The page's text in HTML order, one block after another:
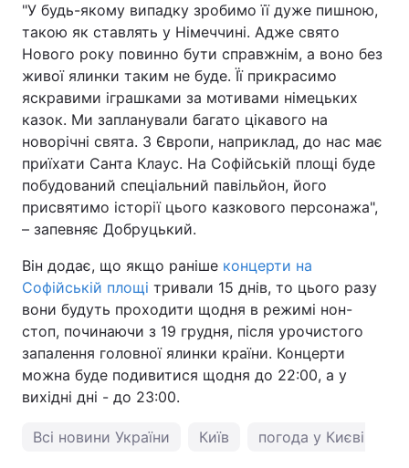
"У будь-якому випадку зробимо її дуже пишною,
такою як ставлять у Німеччині. Адже свято
Нового року повинно бути справжнім, а воно без
живої ялинки таким не буде. Її прикрасимо
яскравими іграшками за мотивами німецьких
казок. Ми запланували багато цікавого на
новорічні свята. З Європи, наприклад, до нас має
приїхати Санта Клаус. На Софійській площі буде
побудований спеціальний павільйон, його
присвятимо історії цього казкового персонажа",
– запевняє Добруцький.
Він додає, що якщо раніше концерти на
Софійській площі тривали 15 днів, то цього разу
вони будуть проходити щодня в режимі нон-
стоп, починаючи з 19 грудня, після урочистого
запалення головної ялинки країни. Концерти
можна буде подивитися щодня до 22:00, а у
вихідні дні - до 23:00.
Всі новини України Київ погода у Києві